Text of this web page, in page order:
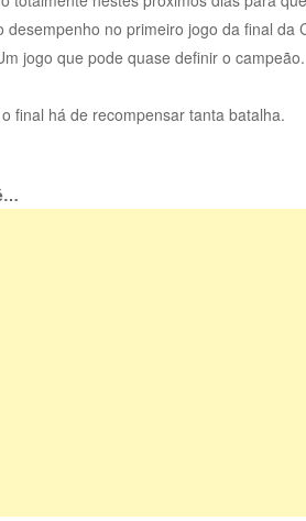
no primeiro jogo da final da
jogo que pode quase definir o campeão.
final há de recompensar tanta batalha.